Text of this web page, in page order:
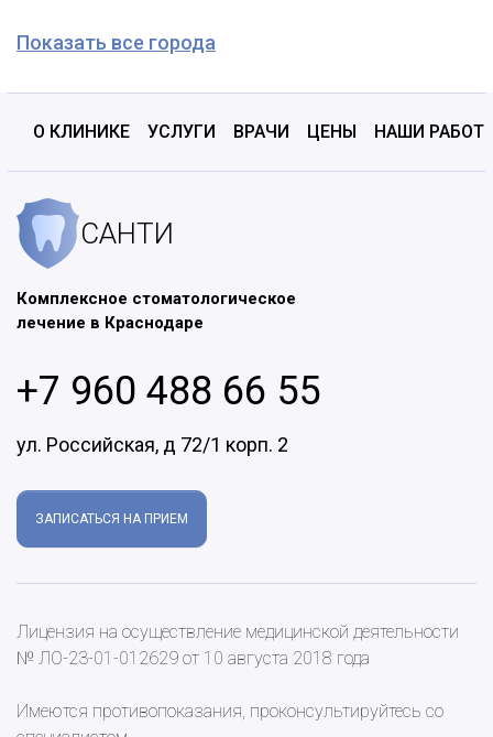
Показать все города
О КЛИНИКЕ УСЛУГИ ВРАЧИ ЦЕНЫ НАШИ
САНТИ
Комплексное стоматологическое
лечение в Краснодаре
+7 960 488 66 55
ул. Российская, д 72/1 корп. 2
ЗАПИСАТЬСЯ НА ПРИЕМ
Лицензия на осуществление медицинской деятельности
№ ЛО-23-01-012629 от 10 августа 2018 года
Имеются противопоказания, проконсультируйтесь со